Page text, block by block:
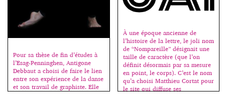
Pour sa thèse de fin d’études à
l’Esag-Penninghen, Antigone
Debbaut a choisi de faire le lien
entre son expérience de la danse
et son travail de graphiste. Elle
À une époque ancienne de
l’histoire de la lettre, le joli nom
de “Nompareille” désignait une
taille de caractère (que l’on
définit désormais par sa mesure
en point, le corps). C’est le nom
qu’a choisi Matthieu Cortat pour
le site qui diffuse ses